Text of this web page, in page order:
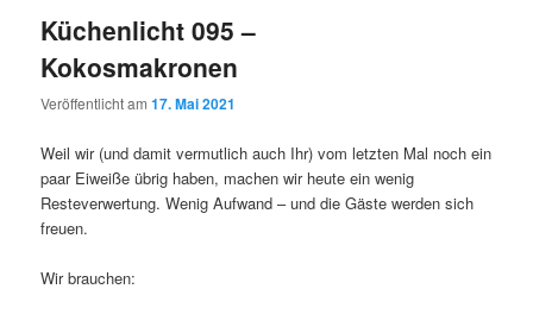
Küchenlicht 095 –
Kokosmakronen
Veröffentlicht am17. Mai 2021
Weil wir (und damit vermutlich auch Ihr) vom letzten Mal noch ein
paar Eiweiße übrig haben, machen wir heute ein wenig
Resteverwertung. Wenig Aufwand – und die Gäste werden sich
freuen.
Wir brauchen: